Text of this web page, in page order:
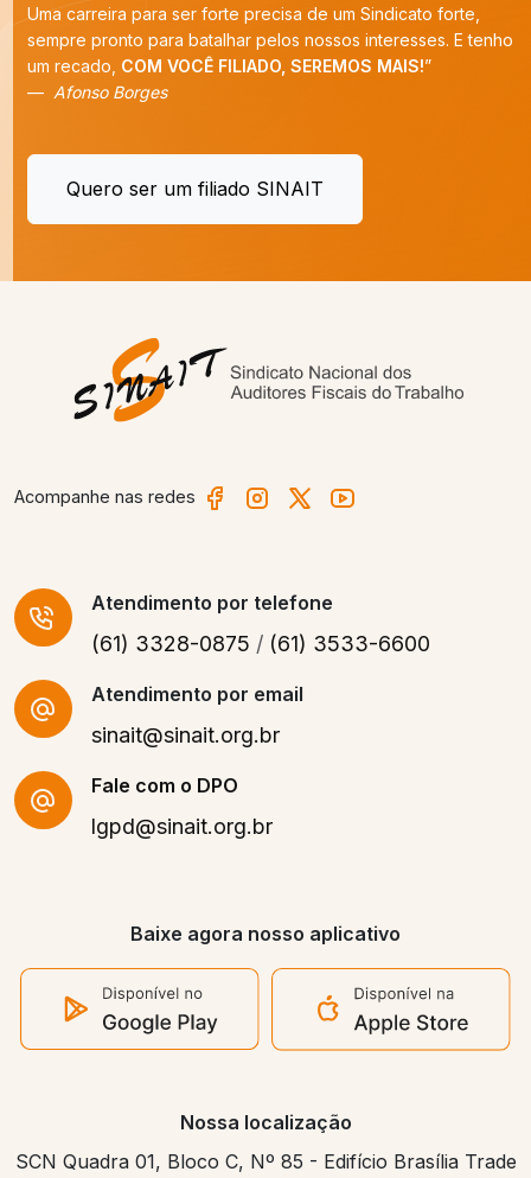
Uma carreira para ser forte precisa de um Sindicato forte,
sempre pronto para batalhar pelos nossos interesses. E tenho
um recado,COM VOCÊ FILIADO, SEREMOS MAIS!”
Afonso Borges
Quero ser um filiado SINAIT
Acompanhe nas redes
Atendimento por telefone
(61) 3328-0875 / (61) 3533-6600
Atendimento por email
sinait@sinait.org.br
Fale com o DPO
lgpd@sinait.org.br
Baixe agora nosso aplicativo
Nossa localização
SCN Quadra 01, Bloco C, Nº 85 - Edifício Brasília Trade